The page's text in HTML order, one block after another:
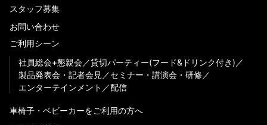
スタッフ募集
お問い合わせ
ご利用シーン
社員総会+懇親会
貸切パーティー(フード&ドリンク付き)
製品発表会・記者会見
セミナー・講演会・研修
エンターテインメント
配信
車椅子・ベビーカーをご利用の方へ